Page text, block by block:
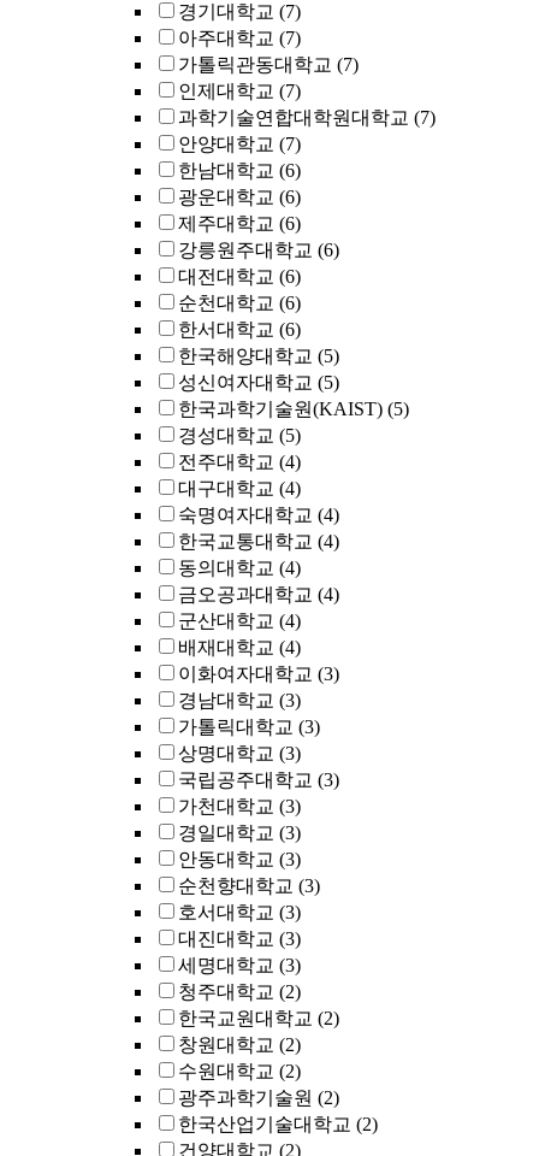
경기대학교 (7)
아주대학교 (7)
가톨릭관동대학교 (7)
인제대학교 (7)
과학기술연합대학원대학교 (7)
안양대학교 (7)
한남대학교 (6)
광운대학교 (6)
제주대학교 (6)
강릉원주대학교 (6)
대전대학교 (6)
순천대학교 (6)
한서대학교 (6)
한국해양대학교 (5)
성신여자대학교 (5)
한국과학기술원(KAIST) (5)
경성대학교 (5)
전주대학교 (4)
대구대학교 (4)
숙명여자대학교 (4)
한국교통대학교 (4)
동의대학교 (4)
금오공과대학교 (4)
군산대학교 (4)
배재대학교 (4)
이화여자대학교 (3)
경남대학교 (3)
가톨릭대학교 (3)
상명대학교 (3)
국립공주대학교 (3)
가천대학교 (3)
경일대학교 (3)
안동대학교 (3)
순천향대학교 (3)
호서대학교 (3)
대진대학교 (3)
세명대학교 (3)
청주대학교 (2)
한국교원대학교 (2)
창원대학교 (2)
수원대학교 (2)
광주과학기술원 (2)
한국산업기술대학교 (2)
건양대학교 (2)